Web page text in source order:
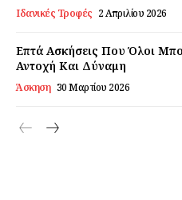
Ιδανικές Τροφές 2 Απριλίου 2026
Επτά Ασκήσεις Που Όλοι
Αντοχή Και Δύναμη
Άσκηση 30 Μαρτίου 2026